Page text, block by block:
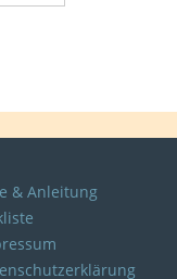
& Anleitung